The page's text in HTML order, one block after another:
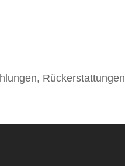
Rückerstattungen